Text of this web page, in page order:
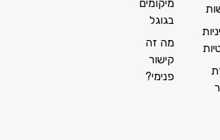
מיקומים
בגוגל
מה זה
קישור
פנימי?